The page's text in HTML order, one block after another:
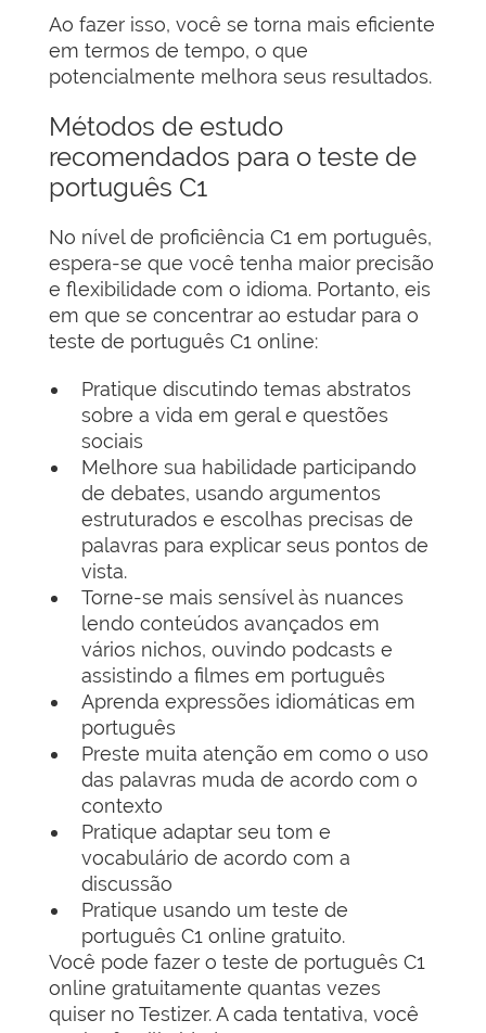
Ao fazer isso, você se torna mais eficiente
em termos de tempo, o que
potencialmente melhora seus resultados.
Métodos de estudo
recomendados para o teste de
português C1
No nível de proficiência C1 em português,
espera-se que você tenha maior precisão
e flexibilidade com o idioma. Portanto, eis
em que se concentrar ao estudar para o
teste de português C1 online:
Pratique discutindo temas abstratos
sobre a vida em geral e questões
sociais
Melhore sua habilidade participando
de debates, usando argumentos
estruturados e escolhas precisas de
palavras para explicar seus pontos de
vista.
Torne-se mais sensível às nuances
lendo conteúdos avançados em
vários nichos, ouvindo podcasts e
assistindo a filmes em português
Aprenda expressões idiomáticas em
português
Preste muita atenção em como o uso
das palavras muda de acordo com o
contexto
Pratique adaptar seu tom e
vocabulário de acordo com a
discussão
Pratique usando um teste de
português C1 online gratuito.
Você pode fazer o teste de português C1
online gratuitamente quantas vezes
quiser no Testizer. A cada tentativa, você